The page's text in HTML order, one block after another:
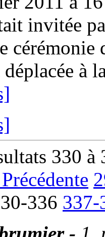
invitée
cérémonie
déplacée à
330 à
336 337-